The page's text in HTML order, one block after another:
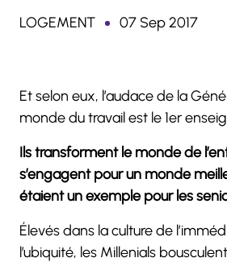
PORTFOLIO
LOGEMENT 07 Sep 2017
Et selon eux, l’audace de la
monde du travail est le 1er
Ils transforment le monde de
s’engagent pour un monde
étaient un exemple pour les
Élevés dans la culture de
l’ubiquité, les Millenials